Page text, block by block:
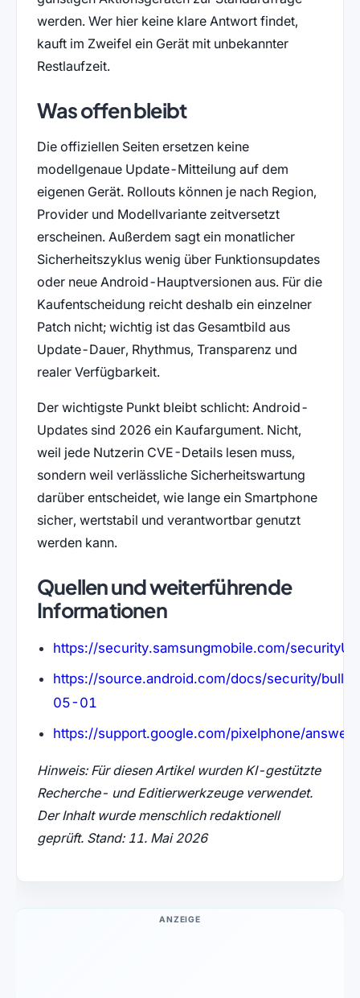
werden. Wer hier keine klare Antwort findet,
kauft im Zweifel ein Gerät mit unbekannter
Restlaufzeit.
Was offen bleibt
Die offiziellen Seiten ersetzen keine
modellgenaue Update-Mitteilung auf dem
eigenen Gerät. Rollouts können je nach Region,
Provider und Modellvariante zeitversetzt
erscheinen. Außerdem sagt ein monatlicher
Sicherheitszyklus wenig über Funktionsupdates
oder neue Android-Hauptversionen aus. Für die
Kaufentscheidung reicht deshalb ein einzelner
Patch nicht; wichtig ist das Gesamtbild aus
Update-Dauer, Rhythmus, Transparenz und
realer Verfügbarkeit.
Der wichtigste Punkt bleibt schlicht: Android-
Updates sind 2026 ein Kaufargument. Nicht,
weil jede Nutzerin CVE-Details lesen muss,
sondern weil verlässliche Sicherheitswartung
darüber entscheidet, wie lange ein Smartphone
sicher, wertstabil und verantwortbar genutzt
werden kann.
Quellen und weiterführende
Informationen
https://security.samsungmobile.com/
(öffnet in neuem Tab)
https://source.android.com/docs/security/
05-01
https://support.google.com/pixelphone/
Hinweis: Für diesen Artikel wurden KI-gestützte
Recherche- und Editierwerkzeuge verwendet.
Der Inhalt wurde menschlich redaktionell
geprüft. Stand: 11. Mai 2026
ANZEIGE